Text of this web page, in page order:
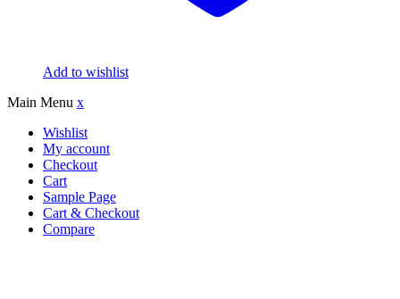
Add to wishlist
Main Menu x
Wishlist
My account
Checkout
Cart
Sample Page
Cart & Checkout
Compare